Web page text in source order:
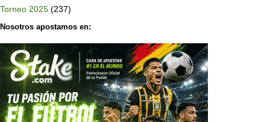
Torneo 2025 (237)
Nosotros apostamos en: